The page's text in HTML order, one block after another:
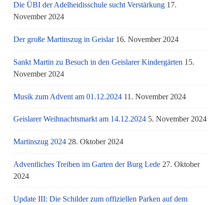
Die ÜBI der Adelheidisschule sucht Verstärkung 17.
November 2024
Der große Martinszug in Geislar 16. November 2024
Sankt Martin zu Besuch in den Geislarer Kindergärten 15.
November 2024
Musik zum Advent am 01.12.2024 11. November 2024
Geislarer Weihnachtsmarkt am 14.12.2024 5. November 2024
Martinszug 2024 28. Oktober 2024
Adventliches Treiben im Garten der Burg Lede 27. Oktober
2024
Update III: Die Schilder zum offiziellen Parken auf dem